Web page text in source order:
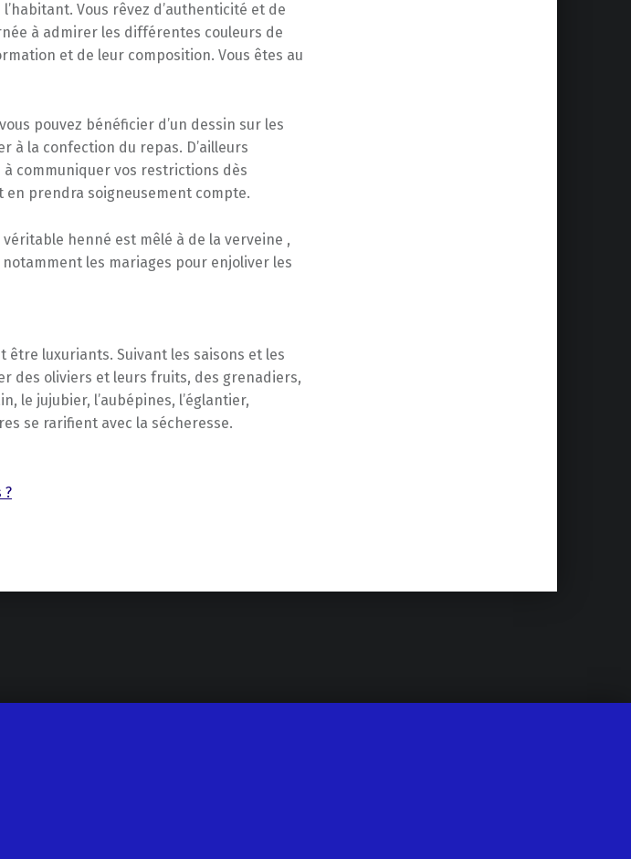
Vous rêvez d’authenticité et de
à admirer les différentes couleurs de
et de leur composition. Vous êtes au
pouvez bénéficier d’un dessin sur les
à la confection du repas. D’ailleurs
à communiquer vos restrictions dès
en prendra soigneusement compte.
henné est mêlé à de la verveine ,
les mariages pour enjoliver les
être luxuriants. Suivant les saisons et les
des oliviers et leurs fruits, des grenadiers,
le jujubier, l’aubépines, l’églantier,
se rarifient avec la sécheresse.
?